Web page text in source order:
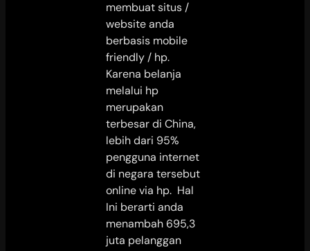
membuat situs /
website anda
berbasis mobile
friendly / hp.
Karena belanja
melalui hp
merupakan
terbesar di China,
lebih dari 95%
pengguna internet
di negara tersebut
online via hp. Hal
Ini berarti anda
menambah 695,3
juta pelanggan